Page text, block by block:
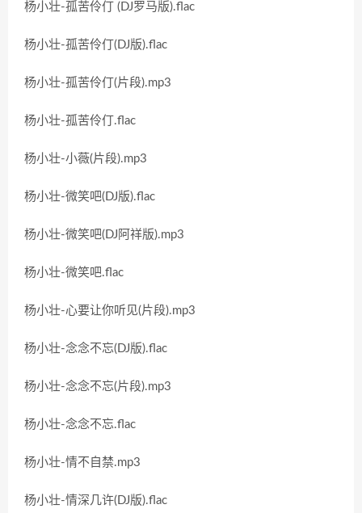
杨小壮-孤苦伶仃 (DJ罗马版).flac
杨小壮-孤苦伶仃(DJ版).flac
杨小壮-孤苦伶仃(片段).mp3
杨小壮-孤苦伶仃.flac
杨小壮-小薇(片段).mp3
杨小壮-微笑吧(DJ版).flac
杨小壮-微笑吧(DJ阿祥版).mp3
杨小壮-微笑吧.flac
杨小壮-心要让你听见(片段).mp3
杨小壮-念念不忘(DJ版).flac
杨小壮-念念不忘(片段).mp3
杨小壮-念念不忘.flac
杨小壮-情不自禁.mp3
杨小壮-情深几许(DJ版).flac